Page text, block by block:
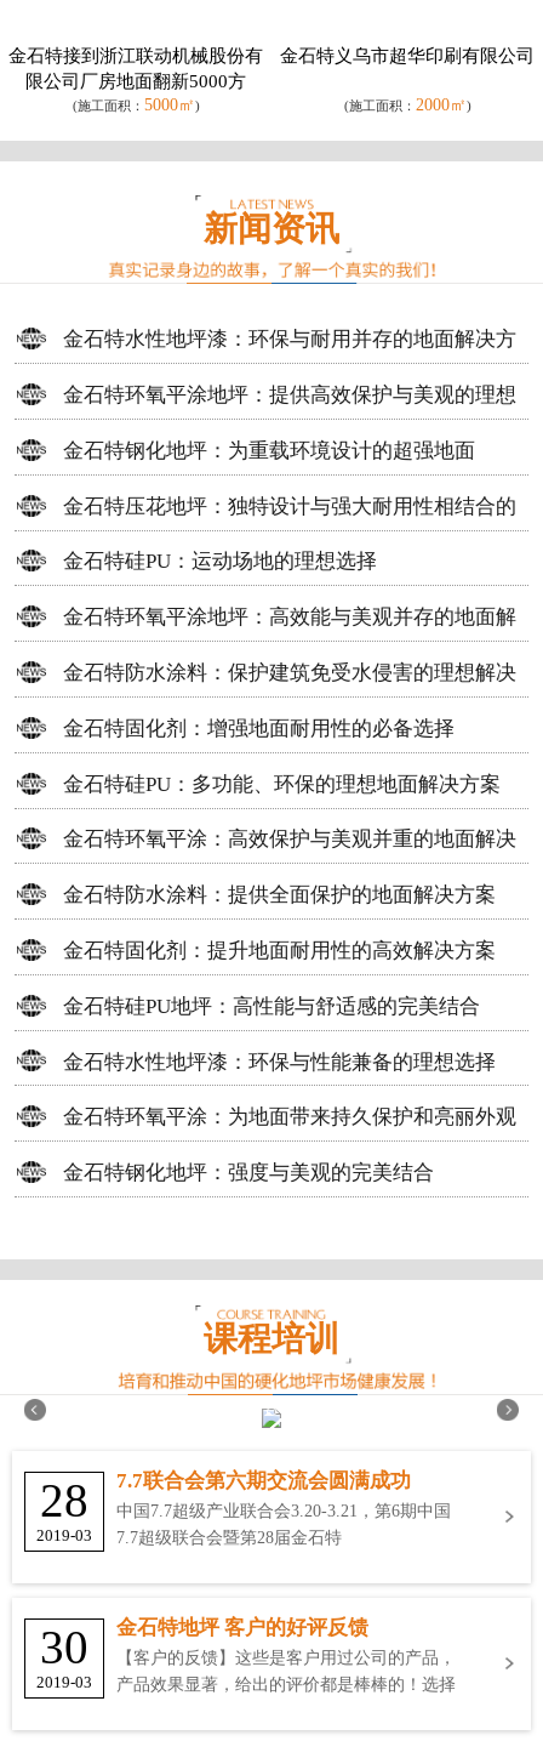
金石特接到浙江联动机械股份有
限公司厂房地面翻新5000方
(施工面积： 5000㎡)
金石特义乌市超华印刷有限公司
(施工面积： 2000㎡)
新闻资讯
金石特水性地坪漆：环保与耐用并存的地面解决方
案
金石特环氧平涂地坪：提供高效保护与美观的理想
选择
金石特钢化地坪：为重载环境设计的超强地面
金石特压花地坪：独特设计与强大耐用性相结合的
地面材料
金石特硅PU：运动场地的理想选择
金石特环氧平涂地坪：高效能与美观并存的地面解
决方案
金石特防水涂料：保护建筑免受水侵害的理想解决
方案
金石特固化剂：增强地面耐用性的必备选择
金石特硅PU：多功能、环保的理想地面解决方案
金石特环氧平涂：高效保护与美观并重的地面解决
方案
金石特防水涂料：提供全面保护的地面解决方案
金石特固化剂：提升地面耐用性的高效解决方案
金石特硅PU地坪：高性能与舒适感的完美结合
金石特水性地坪漆：环保与性能兼备的理想选择
金石特环氧平涂：为地面带来持久保护和亮丽外观
金石特钢化地坪：强度与美观的完美结合
课程培训
28
2019-03
7.7联合会第六期交流会圆满成功
中国7.7超级产业联合会3.20-3.21，第6期中国
7.7超级联合会暨第28届金石特
30
2019-03
金石特地坪 客户的好评反馈
【客户的反馈】这些是客户用过公司的产品，
产品效果显著，给出的评价都是棒棒的！选择